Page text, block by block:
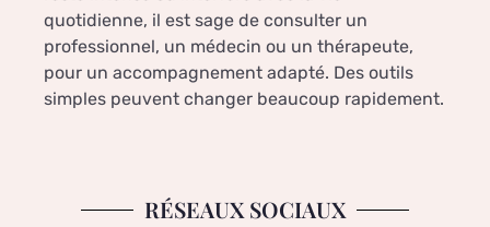
quotidienne, il est sage de consulter un
professionnel, un médecin ou un thérapeute,
pour un accompagnement adapté. Des outils
simples peuvent changer beaucoup rapidement.
RÉSEAUX SOCIAUX